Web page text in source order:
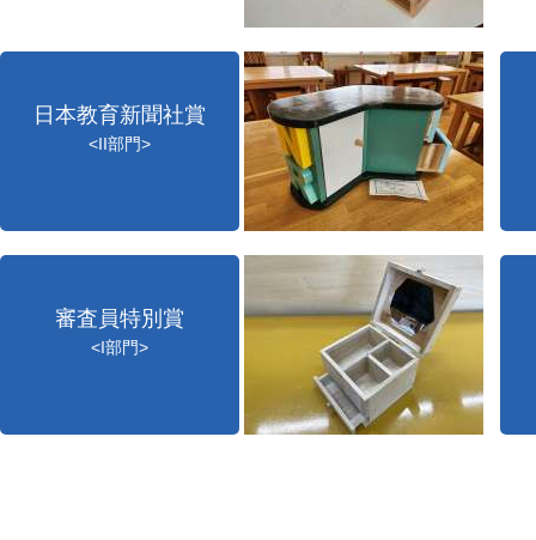
日本教育新聞社賞
<II部門>
審査員特別賞
<I部門>